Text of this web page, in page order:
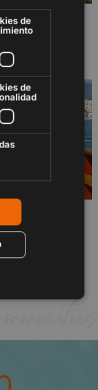
I Y II
La Cala de
de
de